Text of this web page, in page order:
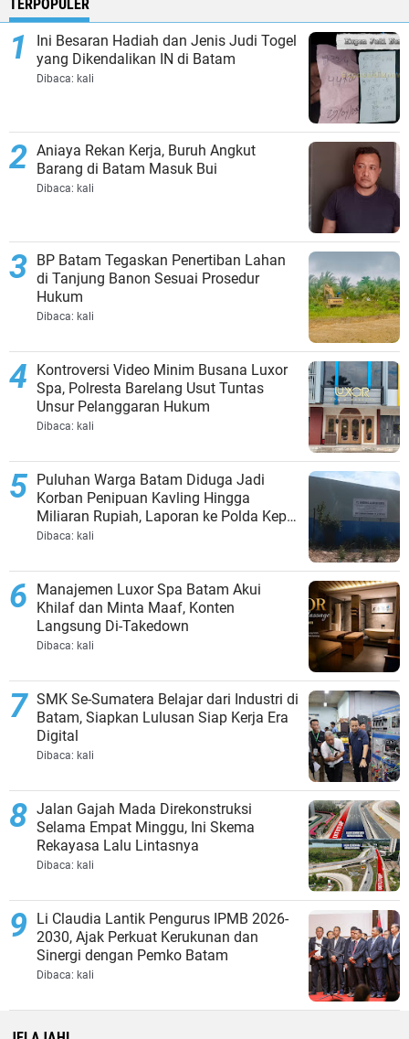
TERPOPULER
Ini Besaran Hadiah dan Jenis Judi Togel
yang Dikendalikan IN di Batam
Dibaca: kali
Aniaya Rekan Kerja, Buruh Angkut
Barang di Batam Masuk Bui
Dibaca: kali
BP Batam Tegaskan Penertiban Lahan
di Tanjung Banon Sesuai Prosedur
Hukum
Dibaca: kali
Kontroversi Video Minim Busana Luxor
Spa, Polresta Barelang Usut Tuntas
Unsur Pelanggaran Hukum
Dibaca: kali
Puluhan Warga Batam Diduga Jadi
Korban Penipuan Kavling Hingga
Miliaran Rupiah, Laporan ke Polda Kepri
Jalan di Tempat?
Dibaca: kali
Manajemen Luxor Spa Batam Akui
Khilaf dan Minta Maaf, Konten
Langsung Di-Takedown
Dibaca: kali
SMK Se-Sumatera Belajar dari Industri di
Batam, Siapkan Lulusan Siap Kerja Era
Digital
Dibaca: kali
Jalan Gajah Mada Direkonstruksi
Selama Empat Minggu, Ini Skema
Rekayasa Lalu Lintasnya
Dibaca: kali
Li Claudia Lantik Pengurus IPMB 2026-
2030, Ajak Perkuat Kerukunan dan
Sinergi dengan Pemko Batam
Dibaca: kali